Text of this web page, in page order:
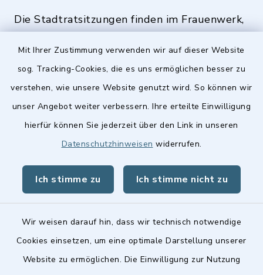
Mit Ihrer Zustimmung verwenden wir auf dieser Website
sog. Tracking-Cookies, die es uns ermöglichen besser zu
verstehen, wie unsere Website genutzt wird. So können wir
unser Angebot weiter verbessern. Ihre erteilte Einwilligung
hierfür können Sie jederzeit über den Link in unseren
Datenschutzhinweisen widerrufen.
Ich stimme zu Ich stimme nicht zu
Wir weisen darauf hin, dass wir technisch notwendige
Cookies einsetzen, um eine optimale Darstellung unserer
Website zu ermöglichen. Die Einwilligung zur Nutzung
Die Stadtratsitzungen finden im Frauenwerk,
Quicklinks
Stellenangebote
Landkreis Fürth
Kontakt